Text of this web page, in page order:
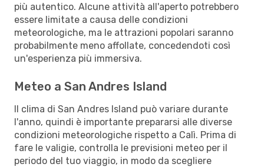
più autentico. Alcune attività all'aperto potrebbero
essere limitate a causa delle condizioni
meteorologiche, ma le attrazioni popolari saranno
probabilmente meno affollate, concedendoti così
un'esperienza più immersiva.
Meteo a San Andres Island
Il clima di San Andres Island può variare durante
l'anno, quindi è importante prepararsi alle diverse
condizioni meteorologiche rispetto a Calì. Prima di
fare le valigie, controlla le previsioni meteo per il
periodo del tuo viaggio, in modo da scegliere